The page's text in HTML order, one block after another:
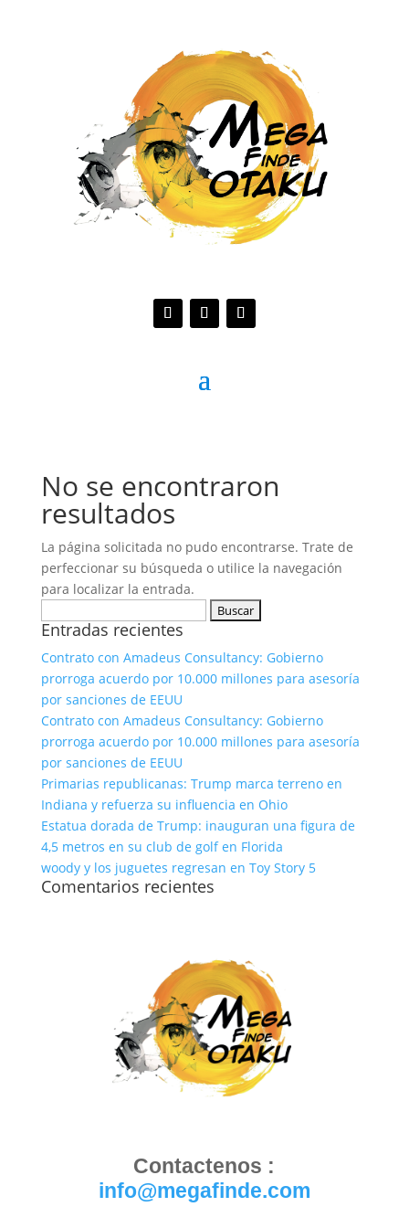
No se encontraron
resultados
La página solicitada no pudo encontrarse. Trate de
perfeccionar su búsqueda o utilice la navegación
para localizar la entrada.
Entradas recientes
Contrato con Amadeus Consultancy: Gobierno
prorroga acuerdo por 10.000 millones para asesoría
por sanciones de EEUU
Contrato con Amadeus Consultancy: Gobierno
prorroga acuerdo por 10.000 millones para asesoría
por sanciones de EEUU
Primarias republicanas: Trump marca terreno en
Indiana y refuerza su influencia en Ohio
Estatua dorada de Trump: inauguran una figura de
4,5 metros en su club de golf en Florida
woody y los juguetes regresan en Toy Story 5
Comentarios recientes
Contactenos :
info@megafinde.com